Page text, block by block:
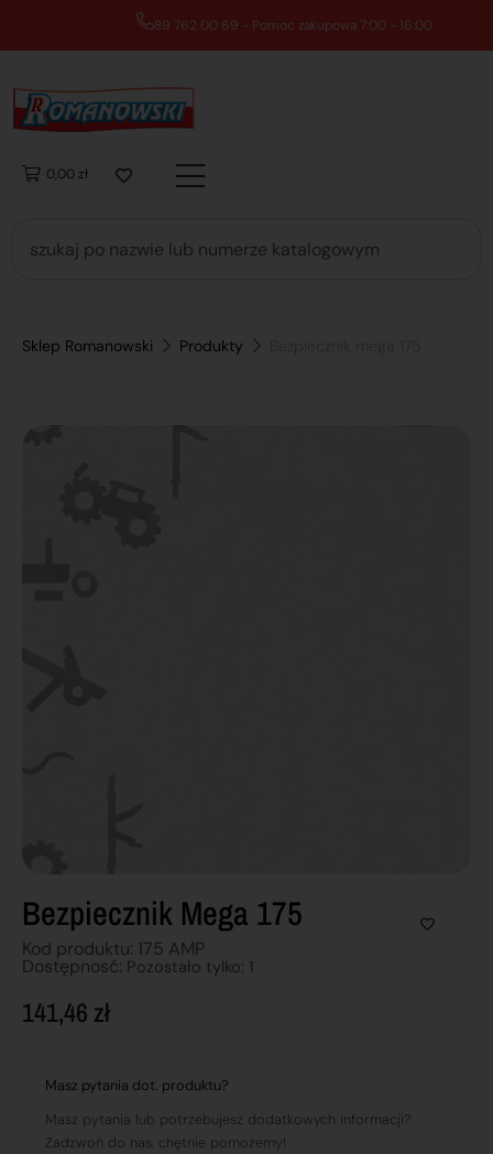
89 762 00 69 - Pomoc zakupowa 7:00 - 16:00
0,00 zł
Sklep Romanowski Produkty
Bezpiecznik Mega 175
Kod produktu: 175 AMP
Dostępnosć: Pozostało tylko: 1
141,46 zł
Masz pytania dot. produktu?
Masz pytania lub potrzebujesz dodatkowych informacji?
Zadzwoń do nas, chętnie pomożemy!